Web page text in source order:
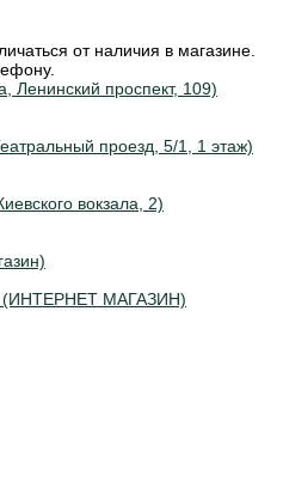
от наличия в магазине.
проспект, 109)
проезд, 5/1, 1 этаж)
вокзала, 2)
(ИНТЕРНЕТ МАГАЗИН)